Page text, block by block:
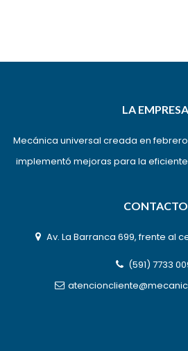
LA EMPRESA
Mecánica universal creada en febrero
implementó mejoras para la
CONTACTO
Av. La Barranca 699, frente al
(591) 7733